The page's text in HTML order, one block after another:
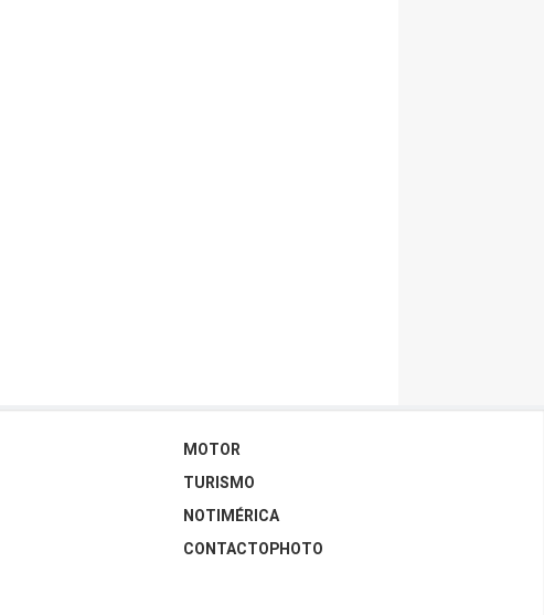
MOTOR
TURISMO
NOTIMÉRICA
CONTACTOPHOTO